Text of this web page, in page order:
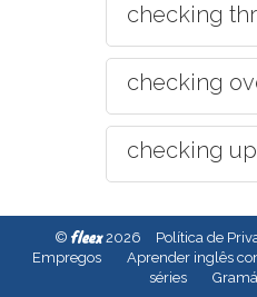
checking
checking
checking up
© fleex2026 Política de
Empregos
Aprender inglês
séries